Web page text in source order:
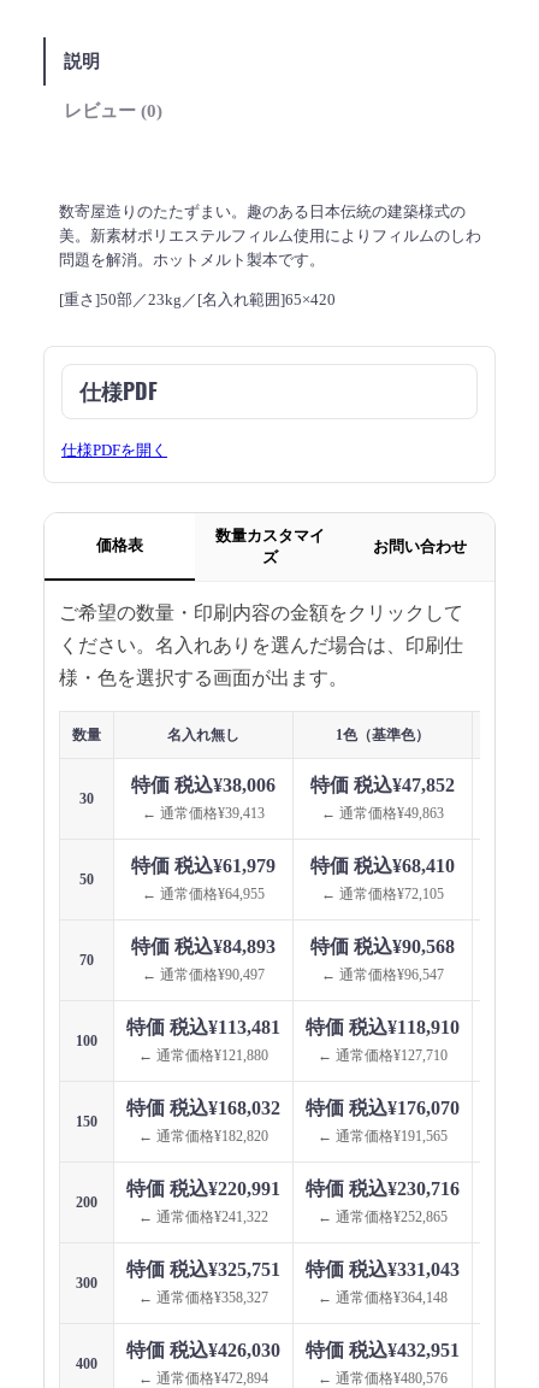
説明
レビュー (0)
数寄屋造りのたたずまい。趣のある日本伝統の建築様式の
美。新素材ポリエステルフィルム使用によりフィルムのしわ
問題を解消。ホットメルト製本です。
[重さ]50部／23kg／[名入れ範囲]65×420
仕様PDF
仕様PDFを開く
価格表
数量カスタマイ
ズ
お問い合わせ
ご希望の数量・印刷内容の金額をクリックして
ください。名入れありを選んだ場合は、印刷仕
様・色を選択する画面が出ます。
数量 名入れ無し 1色（基準色）
30
特価 税込¥38,006
← 通常価格¥39,413
特価 税込¥47,852
← 通常価格¥49,863
50
特価 税込¥61,979
← 通常価格¥64,955
特価 税込¥68,410
← 通常価格¥72,105
70
特価 税込¥84,893
← 通常価格¥90,497
特価 税込¥90,568
← 通常価格¥96,547
100
特価 税込¥113,481
← 通常価格¥121,880
特価 税込¥118,910
← 通常価格¥127,710
150
特価 税込¥168,032
← 通常価格¥182,820
特価 税込¥176,070
← 通常価格¥191,565
200
特価 税込¥220,991
← 通常価格¥241,322
特価 税込¥230,716
← 通常価格¥252,865
300
特価 税込¥325,751
← 通常価格¥358,327
特価 税込¥331,043
← 通常価格¥364,148
400
特価 税込¥426,030
← 通常価格¥472,894
特価 税込¥432,951
← 通常価格¥480,576